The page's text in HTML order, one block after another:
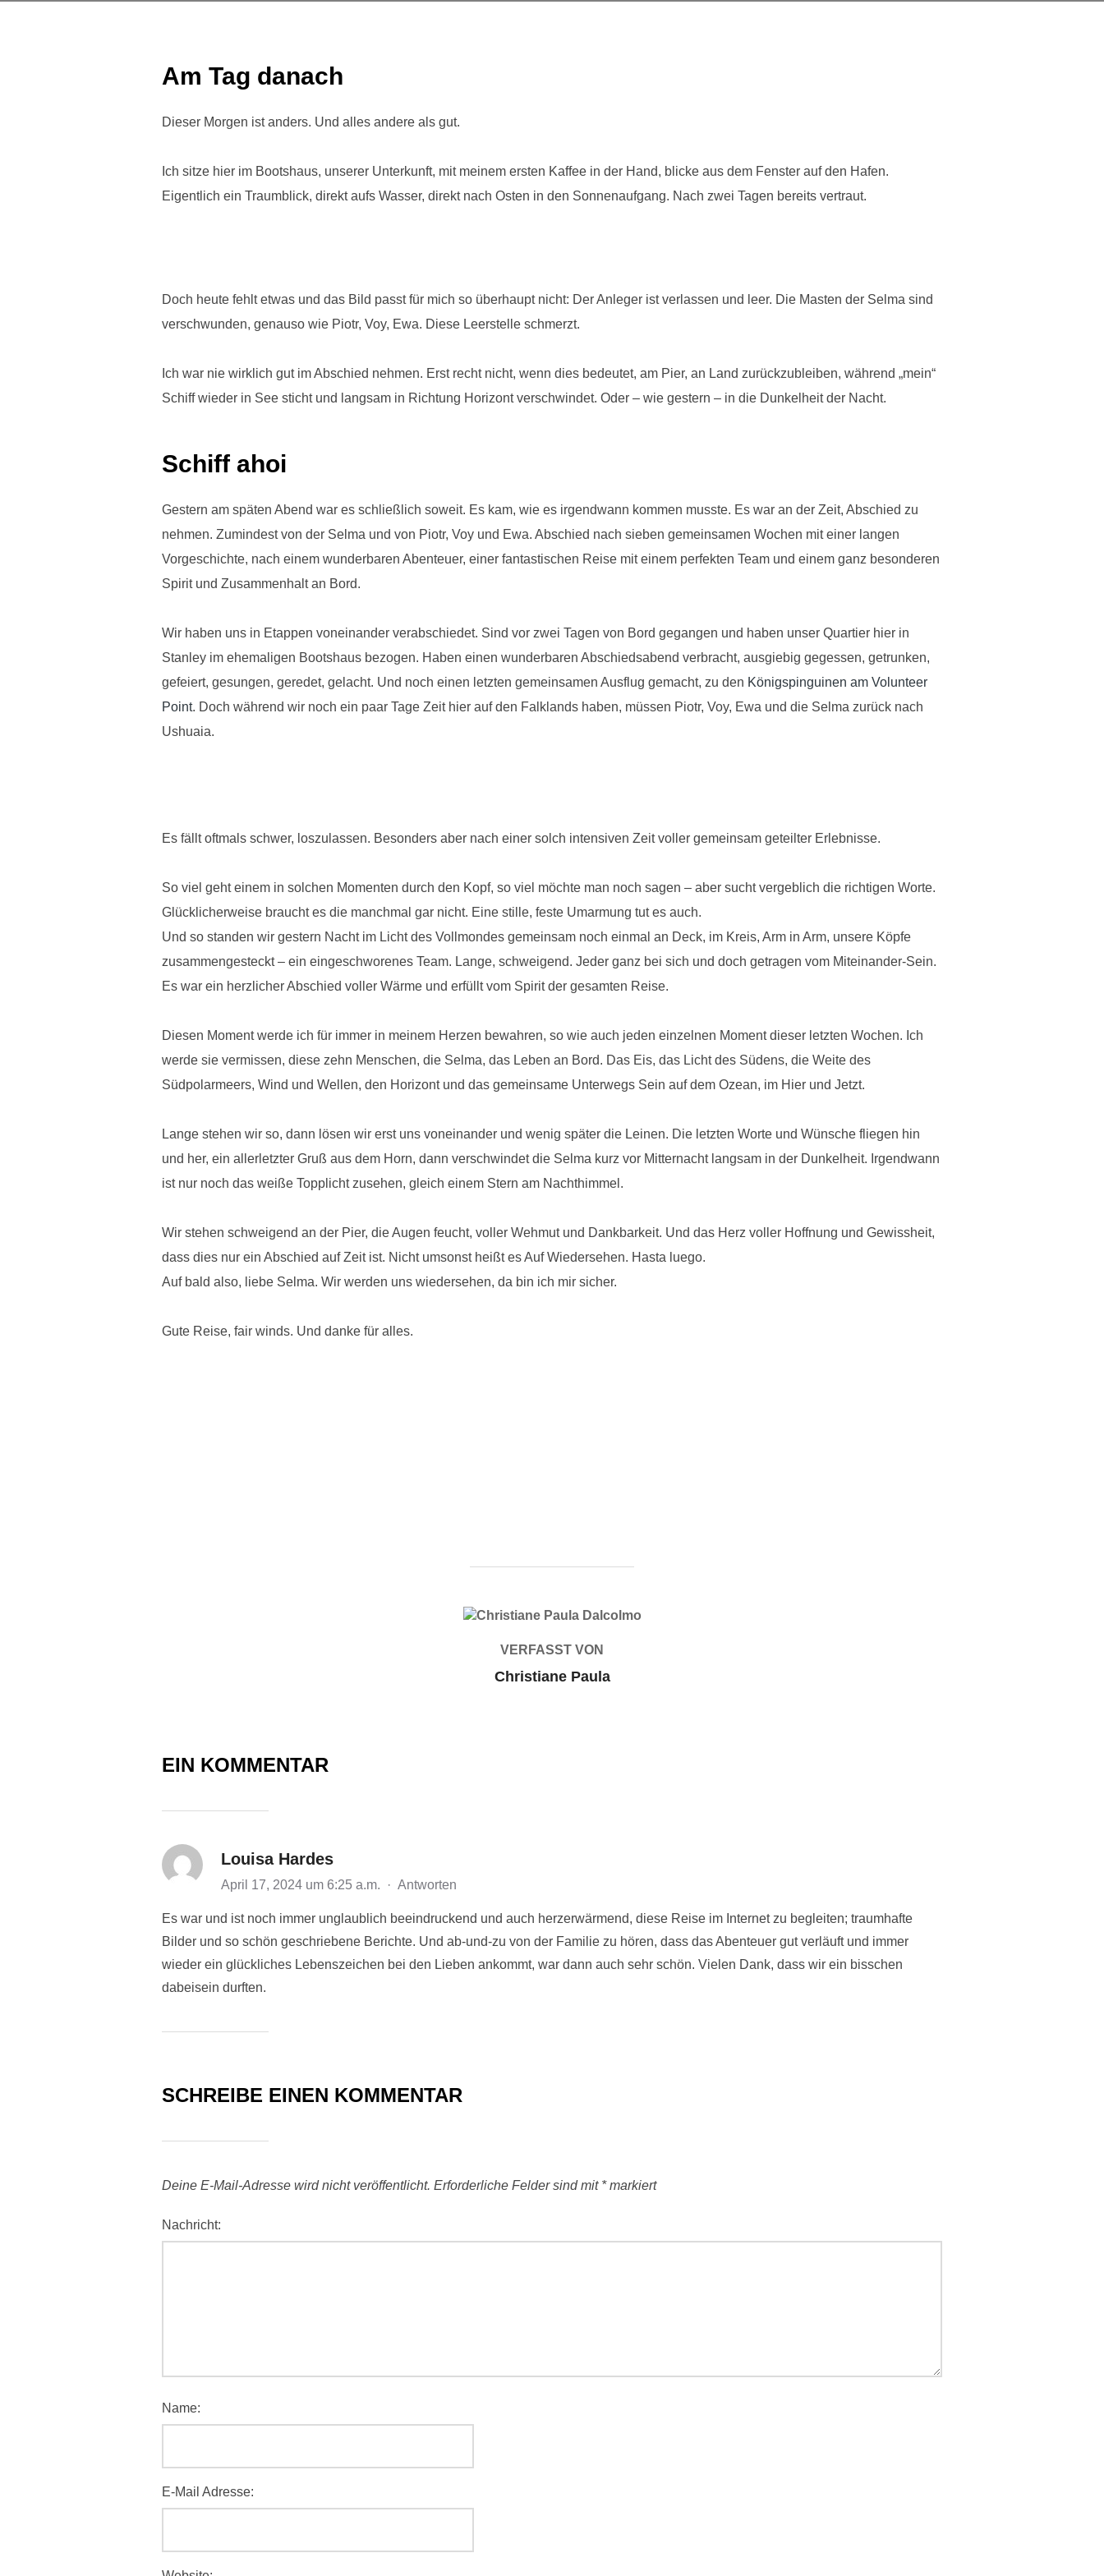
Am Tag danach
Dieser Morgen ist anders. Und alles andere als gut.
Ich sitze hier im Bootshaus, unserer Unterkunft, mit meinem ersten Kaffee in der Hand, blicke aus dem Fenster auf den Hafen.
Eigentlich ein Traumblick, direkt aufs Wasser, direkt nach Osten in den Sonnenaufgang. Nach zwei Tagen bereits vertraut.
Doch heute fehlt etwas und das Bild passt für mich so überhaupt nicht: Der Anleger ist verlassen und leer. Die Masten der Selma sind
verschwunden, genauso wie Piotr, Voy, Ewa. Diese Leerstelle schmerzt.
Ich war nie wirklich gut im Abschied nehmen. Erst recht nicht, wenn dies bedeutet, am Pier, an Land zurückzubleiben, während „mein“
Schiff wieder in See sticht und langsam in Richtung Horizont verschwindet. Oder – wie gestern – in die Dunkelheit der Nacht.
Schiff ahoi
Gestern am späten Abend war es schließlich soweit. Es kam, wie es irgendwann kommen musste. Es war an der Zeit, Abschied zu
nehmen. Zumindest von der Selma und von Piotr, Voy und Ewa. Abschied nach sieben gemeinsamen Wochen mit einer langen
Vorgeschichte, nach einem wunderbaren Abenteuer, einer fantastischen Reise mit einem perfekten Team und einem ganz besonderen
Spirit und Zusammenhalt an Bord.
Wir haben uns in Etappen voneinander verabschiedet. Sind vor zwei Tagen von Bord gegangen und haben unser Quartier hier in
Stanley im ehemaligen Bootshaus bezogen. Haben einen wunderbaren Abschiedsabend verbracht, ausgiebig gegessen, getrunken,
gefeiert, gesungen, geredet, gelacht. Und noch einen letzten gemeinsamen Ausflug gemacht, zu den Königspinguinen am Vo lunteer
Point. Doch während wir noch ein paar Tage Zeit hier auf den Falklands haben, müssen Piotr, Voy, Ewa und die Selma zurück nach
Ushuaia.
Es fällt oftmals schwer, loszulassen. Besonders aber nach einer solch intensiven Zeit voller gemeinsam geteilter Erlebnisse.
So viel geht einem in solchen Momenten durch den Kopf, so viel möchte man noch sagen – aber sucht vergeblich die richtigen Worte.
Glücklicherweise braucht es die manchmal gar nicht. Eine stille, feste Umarmung tut es auch.
Und so standen wir gestern Nacht im Licht des Vollmondes gemeinsam noch einmal an Deck, im Kreis, Arm in Arm, unsere Köpfe
zusammengesteckt – ein eingeschworenes Team. Lange, schweigend. Jeder ganz bei sich und doch getragen vom Miteinander-Sein.
Es war ein herzlicher Abschied voller Wärme und erfüllt vom Spirit der gesamten Reise.
Diesen Moment werde ich für immer in meinem Herzen bewahren, so wie auch jeden einzelnen Moment dieser letzten Wochen. Ich
werde sie vermissen, diese zehn Menschen, die Selma, das Leben an Bord. Das Eis, das Licht des Südens, die Weite des
Südpolarmeers, Wind und Wellen, den Horizont und das gemeinsame Unterwegs Sein auf dem Ozean, im Hier und Jetzt.
Lange stehen wir so, dann lösen wir erst uns voneinander und wenig später die Leinen. Die letzten Worte und Wünsche fliegen hin
und her, ein allerletzter Gruß aus dem Horn, dann verschwindet die Selma kurz vor Mitternacht langsam in der Dunkelheit. Irgendwann
ist nur noch das weiße Topplicht zusehen, gleich einem Stern am Nachthimmel.
Wir stehen schweigend an der Pier, die Augen feucht, voller Wehmut und Dankbarkeit. Und das Herz voller Hoffnung und Gewissheit,
dass dies nur ein Abschied auf Zeit ist. Nicht umsonst heißt es Auf Wiedersehen. Hasta luego.
Auf bald also, liebe Selma. Wir werden uns wiedersehen, da bin ich mir sicher.
Gute Reise, fair winds. Und danke für alles.
BEITRAGSAUTOR
VERFASST VON
Christiane Paula
EIN KOMMENTAR
Louisa Hardes
April 17, 2024 um 6:25 a.m. · Antworten
Es war und ist noch immer unglaublich beeindruckend und auch herzerwärmend, diese Reise im Internet zu begleiten; traumhafte
Bilder und so schön geschriebene Berichte. Und ab-und-zu von der Familie zu hören, dass das Abenteuer gut verläuft und immer
wieder ein glückliches Lebenszeichen bei den Lieben ankommt, war dann auch sehr schön. Vielen Dank, dass wir ein bisschen
dabeisein durften.
SCHREIBE EINEN KOMMENTAR
Deine E-Mail-Adresse wird nicht veröffentlicht. Erforderliche Felder sind mit *markiert
Nachricht:
Name:
E-Mail Adresse: